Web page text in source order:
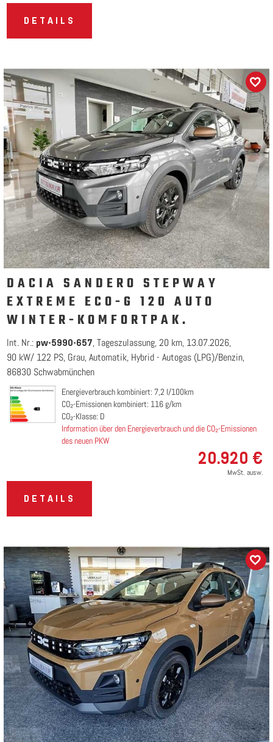
DETAILS
DACIA SANDERO STEPWAY
EXTREME ECO-G 120 AUTO
WINTER-KOMFORTPAK.
Int. Nr.: pw-5990-657 Tageszulassung 20 km 13.07.2026
90 kW/ 122 PS Grau Automatik Hybrid - Autogas (LPG)/Benzin
86830 Schwabmünchen
Energieverbrauch kombiniert: 7,2 l/100km
CO₂-Emissionen kombiniert: 116 g/km
CO₂-Klasse: D
Information über den Energieverbrauch und die CO₂-Emissionen
des neuen PKW
20.920 €
MwSt. ausw.
DETAILS